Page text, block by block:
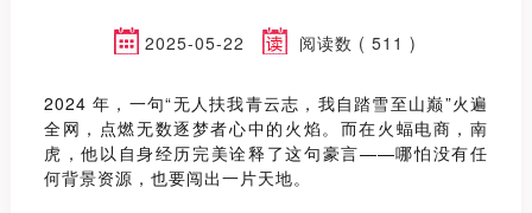
2025-05-22 阅读数 ( 511 )
2024年，一句“无人扶我青云志，我自踏雪至山巅”火遍
全网，点燃无数逐梦者心中的火焰。而在火蝠电商，南
虎，他以自身经历完美诠释了这句豪言——哪怕没有任
何背景资源，也要闯出一片天地。